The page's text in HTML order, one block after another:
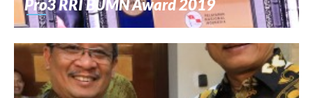
Pro3 RRI BUMN Award 2019